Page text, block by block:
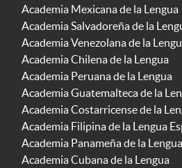
Academia Mexicana de la Lengua
Academia Salvadoreña de la
Academia Venezolana de la
Academia Chilena de la Lengua
Academia Peruana de la Lengua
Academia Guatemalteca de la
Academia Costarricense de la
Academia Filipina de la Lengua
Academia Panameña de la Lengua
Academia Cubana de la Lengua